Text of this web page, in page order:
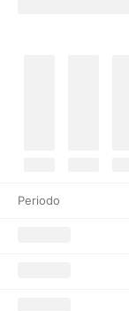
Periodo